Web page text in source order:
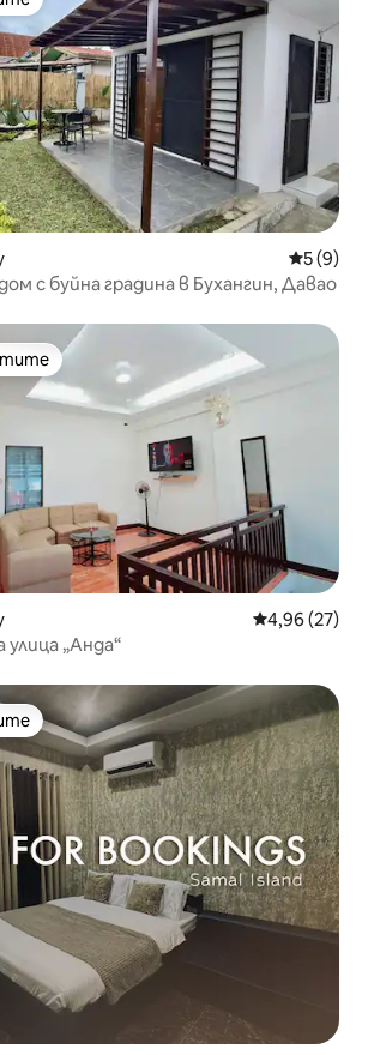
Средна
5 (9)
с буйна градина в Бухангин, Давао
на гостите
Средна
4,96 (27)
„Анда“